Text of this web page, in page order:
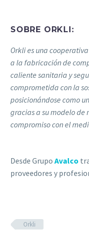
SOBRE ORKLI:
Orkli es una
a la fabricación de
caliente sanitaria y
comprometida con la
posicionándose como
gracias a su modelo de
compromiso con el
Desde Grupo Avalco
proveedores y
Orkli